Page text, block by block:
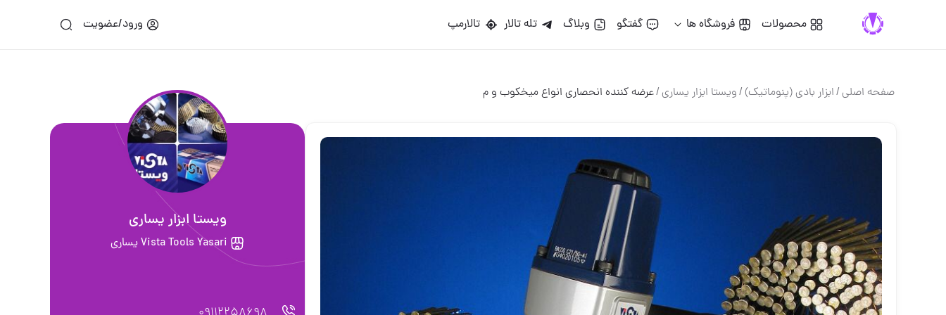
محصولات فروشگاه ها گفتگو وبلاگ تله تالار تالارمپ ورود/عضویت
صفحه اصلی/ابزار بادي (پنوماتيك) /ويستا ابزار يسارى/عرضه كننده انحصارى انواع ميخكوب و م
ويستا ابزار يسارى
Vista Tools Yasari يساري